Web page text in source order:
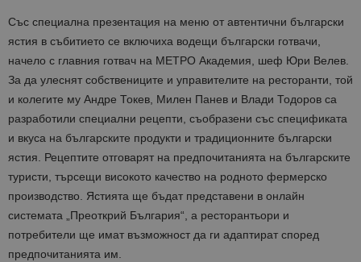
Със специална презентация на меню от автентични български
ястия в събитието се включиха водещи български готвачи,
начело с главния готвач на МЕТРО Академия, шеф Юри Велев.
За да улеснят собствениците и управителите на ресторанти, той
и колегите му Андре Токев, Милен Панев и Влади Тодоров са
разработили специални рецепти, съобразени със спецификата
и вкуса на българските продукти и традиционните български
ястия. Рецептите отговарят на предпочитанията на българските
туристи, търсещи високото качество на родното фермерско
производство. Ястията ще бъдат представени в онлайн
системата „Преоткрий България“, а ресторантьори и
потребители ще имат възможност да ги адаптират според
предпочитанията им.